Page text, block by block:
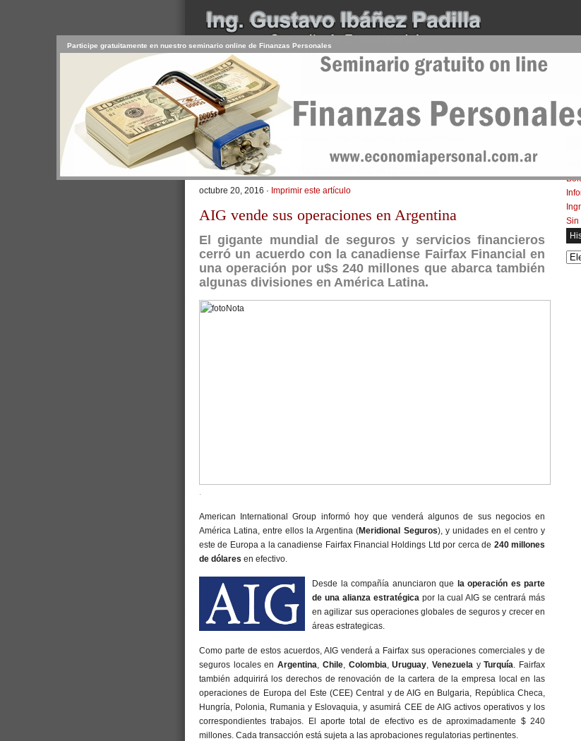
INICIO SERVICIOS
CONTACTO USUARIO
>Inicio/Artículos / AIG vende sus negocios en Argentina | Economía Personal
AIG vende sus negocios en Argentina
octubre 20, 2016 · Imprimir este artículo
AIG vende sus operaciones en Argentina
El gigante mundial de seguros y servicios financieros
cerró un acuerdo con la canadiense Fairfax Financial en
una operación por u$s 240 millones que abarca también
algunas divisiones en América Latina.
.
American International Group informó hoy que venderá algunos de sus negocios en
América Latina, entre ellos la Argentina (Meridional Seguros), y unidades en el centro y
este de Europa a la canadiense Fairfax Financial Holdings Ltd por cerca de 240 millones
de dólares en efectivo.
Desde la compañía anunciaron que la operación es parte
de una alianza estratégicapor la cual AIG se centrará más
en agilizar sus operaciones globales de seguros y crecer en
áreas estrategicas.
Como parte de estos acuerdos, AIG venderá a Fairfax sus operaciones comerciales y de
seguros locales enArgentina, Chile, Colombia,Uruguay, VenezuelayTurquía. Fairfax
también adquirirá los derechos de renovación de la cartera de la empresa local en las
operaciones de Europa del Este (CEE) Central y de AIG en Bulgaria, República Checa,
Hungría, Polonia, Rumania y Eslovaquia, y asumirá CEE de AIG activos operativos y los
correspondientes trabajos. El aporte total de efectivo es de aproximadamente $ 240
millones. Cada transacción está sujeta a las aprobaciones regulatorias pertinentes.
Participe gratuitamente en nuestro seminario online de Finanzas Personales
Sin